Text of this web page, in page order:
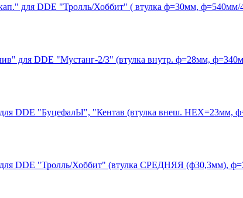
для DDE "Тролль/Хоббит" ( втулка ф=30мм,
для DDE "Мустанг-2/3" (втулка внутр. ф=28мм,
DDE "БуцефалЫ", "Кентав (втулка внеш. HEX=23мм,
DDE "Тролль/Хоббит" (втулка СРЕДНЯЯ (ф30,3мм),